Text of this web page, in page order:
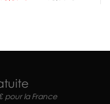
pour la France